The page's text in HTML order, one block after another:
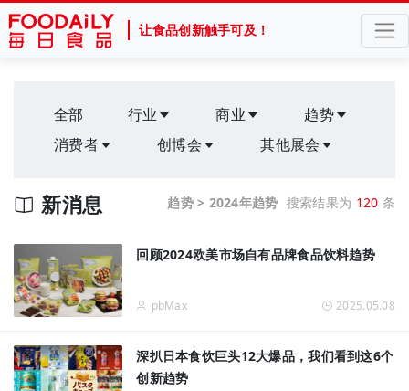
让食品创新触手可及！
全部 行业 商业
趋势
消费者
创博会 其他展会
趋势 > 2024年趋势 搜索结果为 120 条
新消息
回顾2024欧美市场自有品牌食品饮料趋势
pbMax 2025.05.08
深扒日本食饮巨头12大爆品，我们看到这6个
创新趋势